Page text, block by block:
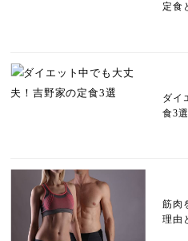
定食
ダイ
食3選
筋肉
理由